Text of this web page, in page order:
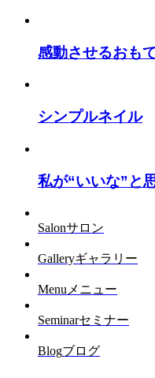
感動させるおも
シンプルネイル
私が“いいな”と
Salonサロン
Galleryギャラリー
Menu メニュー
Seminarセミナー
Blogブログ